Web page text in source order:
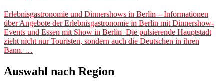
Erlebnisgastronomie und Dinnershows in Berlin – Informationen
über Angebote der Erlebnisgastronomie in Berlin mit Dinnershow-
Events und Essen mit Show in Berlin Die pulsierende Hauptstadt
zieht nicht nur Touristen, sondern auch die Deutschen in ihren
Bann. …
Auswahl nach Region